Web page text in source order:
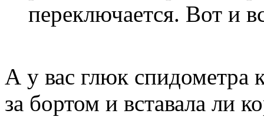
переключается. Вот и
А у вас глюк спидометра
за бортом и вставала ли